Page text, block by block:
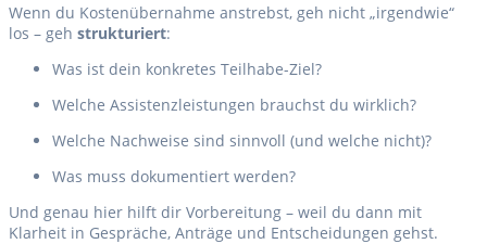
Wenn du Kostenübernahme anstrebst, geh nicht „irgendwie“
los – geh strukturiert:
Was ist dein konkretes Teilhabe-Ziel?
Welche Assistenzleistungen brauchst du wirklich?
Welche Nachweise sind sinnvoll (und welche nicht)?
Was muss dokumentiert werden?
Und genau hier hilft dir Vorbereitung – weil du dann mit
Klarheit in Gespräche, Anträge und Entscheidungen gehst.